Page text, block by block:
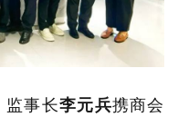
监事长李元兵携商会